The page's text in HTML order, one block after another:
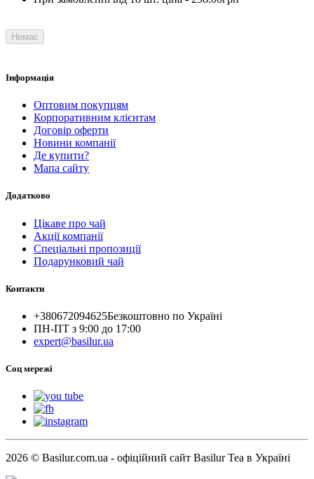
Немає
Інформація
Оптовим покупцям
Корпоративним клієнтам
Договір оферти
Новини компанії
Де купити?
Мапа сайту
Додатково
Цікаве про чай
Акції компанії
Спеціальні пропозиції
Подарунковий чай
Контакти
+380672094625Безкоштовно по Україні
ПН-ПТ з 9:00 до 17:00
expert@basilur.ua
Cоц мережі
2026 © Basilur.com.ua - офіційний сайт Basilur Tea в Україні